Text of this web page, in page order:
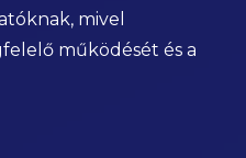
mivel
működését és a